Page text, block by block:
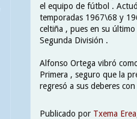
el equipo de fútbol .
temporadas 1967\68 y
celtiña , pues en su
Segunda División .
Alfonso Ortega vibró
Primera , seguro que la
regresó a sus deberes
Publicado por Txema